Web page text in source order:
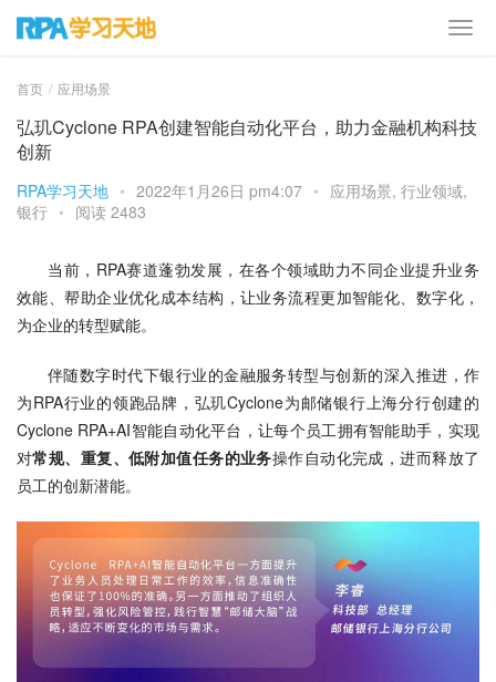
首页 应用场景
弘玑Cyclone RPA创建智能自动化平台，助力金融机构科技
创新
RPA学习天地 • 2022年1月26日 pm4:07 • 应用场景, 行业领域,
银行 • 阅读 2483
当前，RPA赛道蓬勃发展，在各个领域助力不同企业提升业务
效能、帮助企业优化成本结构，让业务流程更加智能化、数字化，
为企业的转型赋能。
伴随数字时代下银行业的金融服务转型与创新的深入推进，作
为RPA行业的领跑品牌，弘玑Cyclone为邮储银行上海分行创建的
Cyclone RPA+AI智能自动化平台，让每个员工拥有智能助手，实现
对常规、重复、低附加值任务的业务操作自动化完成，进而释放了
员工的创新潜能。